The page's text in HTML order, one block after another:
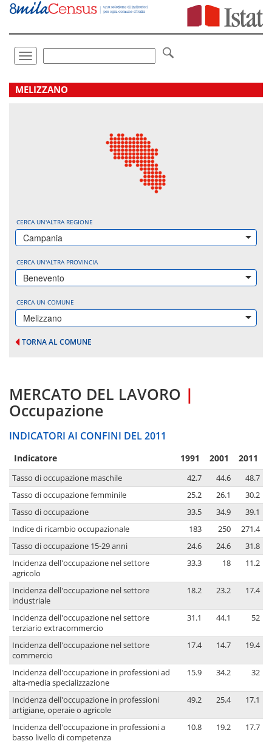
Vai
direttamente
Toggle
navigation
.
MELIZZANO
CERCA UN'ALTRA REGIONE
Campania
CERCA UN'ALTRA PROVINCIA
Benevento
CERCA UN COMUNE
Melizzano
TORNA AL COMUNE
MERCATO DEL LAVORO |
Occupazione
INDICATORI AI CONFINI DEL 2011
Indicatore 1991 2001 2011
Tasso di occupazione maschile 42.7 44.6
48.7
Tasso di occupazione femminile
25.2 26.1
30.2
Tasso di occupazione
33.5 34.9
39.1
Indice di ricambio occupazionale
183 250
271.4
Tasso di occupazione 15-29 anni
24.6 24.6
31.8
Incidenza dell'occupazione nel settore
agricolo
33.3 18 11.2
Incidenza dell'occupazione nel settore
industriale
18.2 23.2 17.4
Incidenza dell'occupazione nel settore
terziario extracommercio
31.1 44.1 52
Incidenza dell'occupazione nel settore
commercio
17.4 14.7 19.4
Incidenza dell'occupazione in professioni ad
alta-media specializzazione
15.9 34.2 32
Incidenza dell'occupazione in professioni
artigiane, operaie o agricole
49.2 25.4 17.1
Incidenza dell'occupazione in professioni a
basso livello di competenza
10.8 19.2 17.7